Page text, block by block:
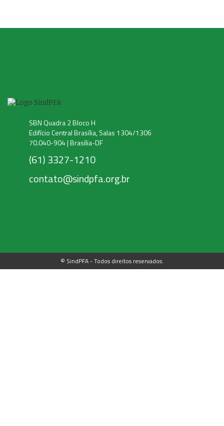
SBN Quadra 2 Bloco H
Edifício Central Brasília, Salas 1304/1306
70.040-904 | Brasília-DF
(61) 3327-1210
contato@sindpfa.org.br
© SindPFA - Todos direitos reservados.